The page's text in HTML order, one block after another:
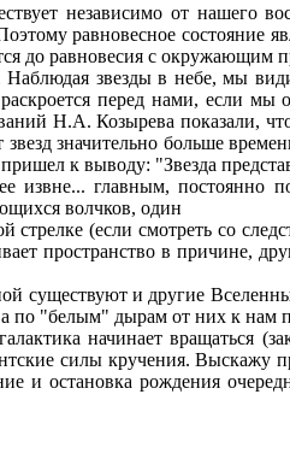
независимо от нашего
равновесное
до равновесия с окружающим
Наблюдая звезды в небе, мы
перед нами, если
Н.А. Козырева показали,
звезд значительно больше
к выводу: "Звезда
главным, постоянно
волчков, один
стрелке (если смотреть со
пространство в причине,
существуют и другие
по "белым" дырам от них к нам
начинает вращаться
силы кручения. Выскажу
и остановка рождения